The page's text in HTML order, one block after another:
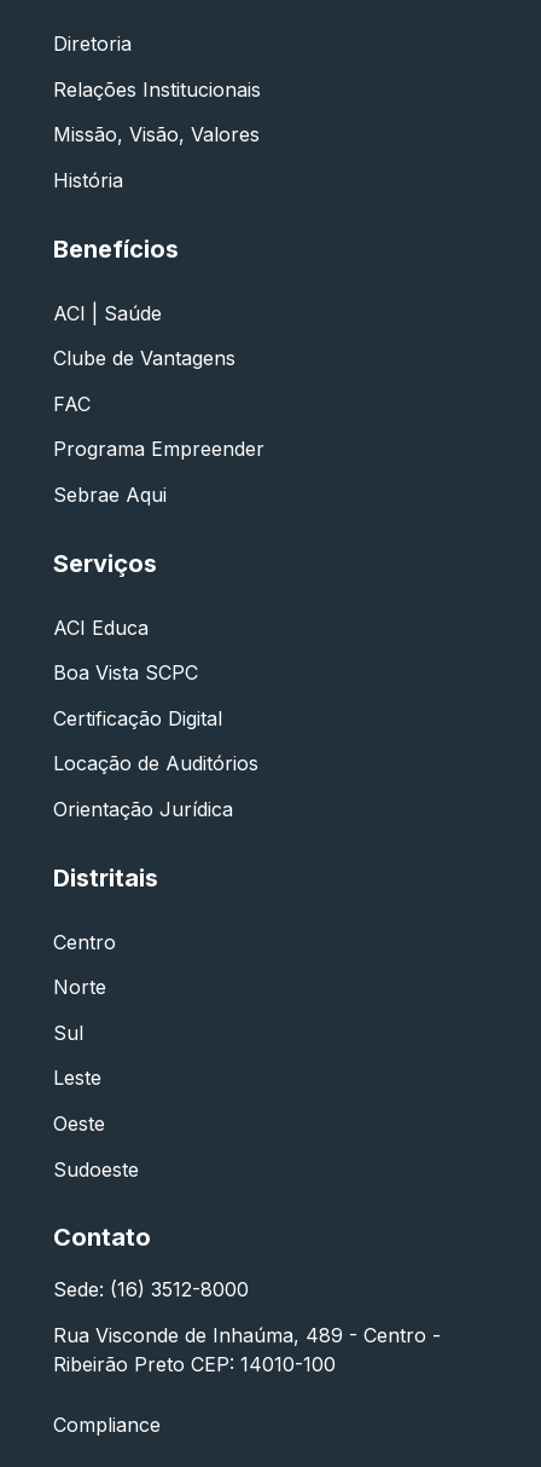
Diretoria
Relações Institucionais
Missão, Visão, Valores
História
Benefícios
ACI | Saúde
Clube de Vantagens
FAC
Programa Empreender
Sebrae Aqui
Serviços
ACI Educa
Boa Vista SCPC
Certificação Digital
Locação de Auditórios
Orientação Jurídica
Distritais
Centro
Norte
Sul
Leste
Oeste
Sudoeste
Contato
Sede: (16) 3512-8000
Rua Visconde de Inhaúma, 489 - Centro -
Ribeirão Preto CEP: 14010-100
Compliance